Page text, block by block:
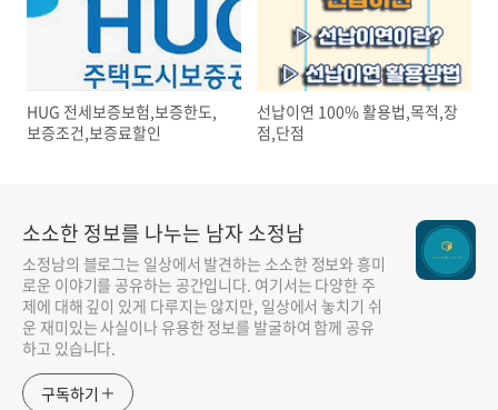
HUG 전세보증보험,보증한도,
보증조건,보증료할인
선납이연 100% 활용법,목적,장
점,단점
소소한 정보를 나누는 남자 소정남
소정남의 블로그는 일상에서 발견하는 소소한 정보와 흥미
로운 이야기를 공유하는 공간입니다. 여기서는 다양한 주
제에 대해 깊이 있게 다루지는 않지만, 일상에서 놓치기 쉬
운 재미있는 사실이나 유용한 정보를 발굴하여 함께 공유
하고 있습니다.
구독하기